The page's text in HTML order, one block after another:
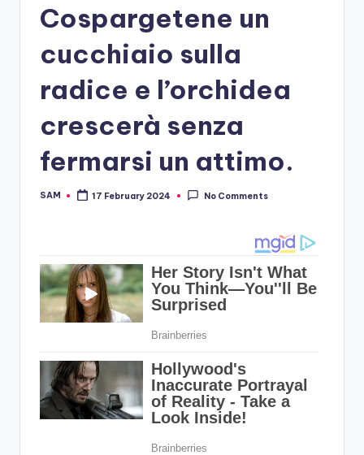
Cospargetene un
cucchiaio sulla
radice e l’orchidea
crescerà senza
fermarsi un attimo.
Posted
SAM 17 February 2024 No Comments